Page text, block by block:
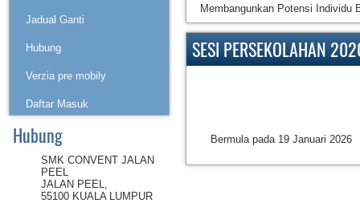
Jadual Ganti
Hubung
Verzia pre mobily
Daftar Masuk
Hubung
SMK CONVENT JALAN
PEEL
JALAN PEEL,
55100 KUALA LUMPUR
Membangunkan Potensi Individu
SESI PERSEKOLAHAN
Bermula pada 19 Januari 2026